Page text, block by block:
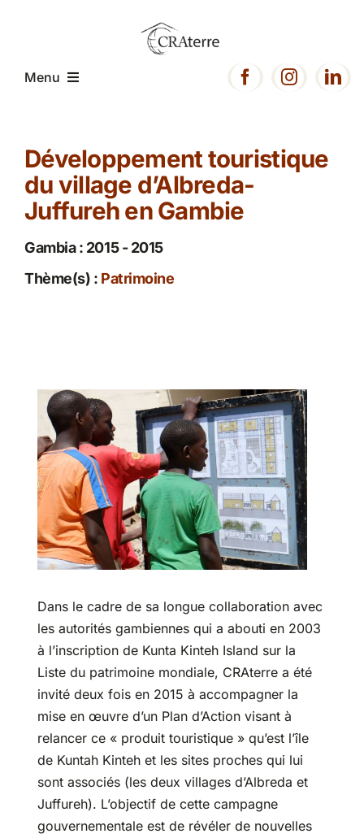
Menu
Présentation
Expertise
Partenariats
Développement touristique
du village d’Albreda-
Juffureh en Gambie
Gambia : 2015 - 2015
Thème(s) : Patrimoine
Dans le cadre de sa longue collaboration avec
les autorités gambiennes qui a abouti en 2003
à l’inscription de Kunta Kinteh Island sur la
Liste du patrimoine mondiale, CRAterre a été
invité deux fois en 2015 à accompagner la
mise en œuvre d’un Plan d’Action visant à
relancer ce « produit touristique » qu’est l’île
de Kuntah Kinteh et les sites proches qui lui
sont associés (les deux villages d’Albreda et
Juffureh). L’objectif de cette campagne
gouvernementale est de révéler de nouvelles